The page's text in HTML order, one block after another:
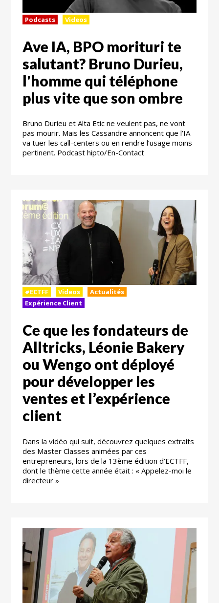
Podcasts Videos
Ave IA, BPO morituri te
salutant? Bruno Durieu,
l'homme qui téléphone
plus vite que son ombre
Bruno Durieu et Alta Etic ne veulent pas, ne vont
pas mourir. Mais les Cassandre annoncent que l’IA
va tuer les call-centers ou en rendre l’usage moins
pertinent. Podcast hipto/En-Contact
#ECTFF Videos
Actualités
Expérience Client
Ce que les fondateurs de
Alltricks, Léonie Bakery
ou Wengo ont déployé
pour développer les
ventes et l’expérience
client
Dans la vidéo qui suit, découvrez quelques extraits
des Master Classes animées par ces
entrepreneurs, lors de la 13ème édition d’ECTFF,
dont le thème cette année était : « Appelez-moi le
directeur »